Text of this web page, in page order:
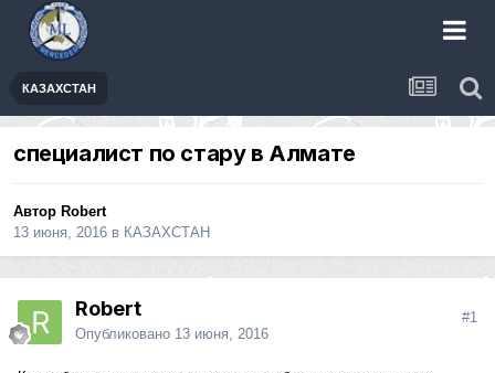
КАЗАХСТАН
специалист по стару в Алмате
Автор Robert
13 июня, 2016 в КАЗАХСТАН
Robert
Опубликовано 13 июня, 2016
#1